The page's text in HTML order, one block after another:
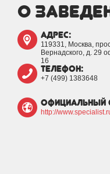
о
адрес:
119331, Москва,
Вернадского, д. 29
16
телефон:
+7 (499) 1383648
официальный
http://